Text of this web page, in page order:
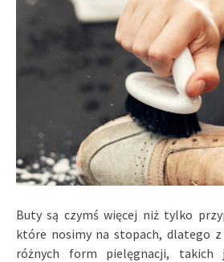
Buty są czymś więcej niż tylko
które nosimy na stopach, dlatego z
różnych form pielęgnacji, takich